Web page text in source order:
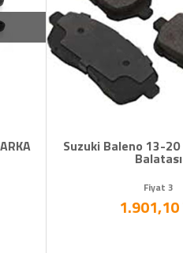
Baleno 13-20 Ön Fren Disk